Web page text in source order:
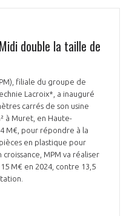
double la taille de
filiale du groupe de
Lacroix*, a inauguré
carrés de son usine
à Muret, en Haute-
M€, pour répondre à la
en plastique pour
MPM va réaliser
M€ en 2024, contre 13,5